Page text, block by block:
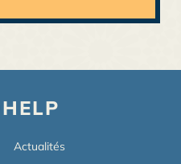
HELP
Actualités